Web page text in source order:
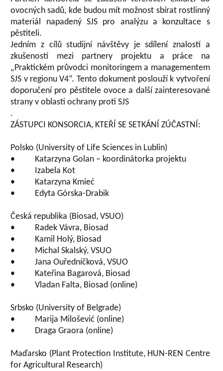
ovocných sadů, kde budou mít možnost sbírat rostlinný
materiál napadený SJS pro analýzu a konzultace s
pěstiteli.
Jedním z cílů studijní návštěvy je sdílení znalostí a
zkušeností mezi partnery projektu a práce na
„Praktickém průvodci monitoringem a managementem
SJS v regionu V4“. Tento dokument poslouží k vytvoření
doporučení pro pěstitele ovoce a další zainteresované
strany v oblasti ochrany proti SJS
.
ZÁSTUPCI KONSORCIA, KTEŘÍ SE SETKÁNÍ ZÚČASTNÍ:
Polsko (University of Life Sciences in Lublin)
• Katarzyna Golan – koordinátorka projektu
• Izabela Kot
• Katarzyna Kmieć
• Edyta Górska-Drabik
Česká republika (Biosad, VSUO)
• Radek Vávra, Biosad
• Kamil Holý, Biosad
• Michal Skalský, VSUO
• Jana Ouředníčková, VSUO
• Kateřina Bagarová, Biosad
• Vladan Falta, Biosad (online)
Srbsko (University of Belgrade)
• Marija Milošević (online)
• Draga Graora (online)
Maďarsko (Plant Protection Institute, HUN-REN Centre
for Agricultural Research)